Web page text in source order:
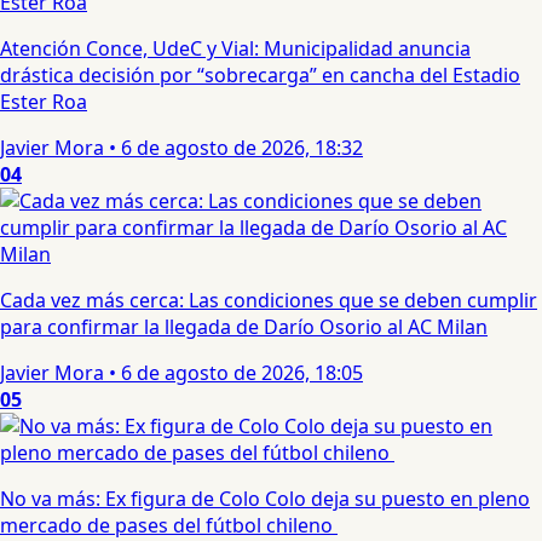
Atención Conce, UdeC y Vial: Municipalidad anuncia
drástica decisión por “sobrecarga” en cancha del Estadio
Ester Roa
Javier Mora • 6 de agosto de 2026, 18:32
04
Cada vez más cerca: Las condiciones que se deben cumplir
para confirmar la llegada de Darío Osorio al AC Milan
Javier Mora • 6 de agosto de 2026, 18:05
05
No va más: Ex figura de Colo Colo deja su puesto en pleno
mercado de pases del fútbol chileno